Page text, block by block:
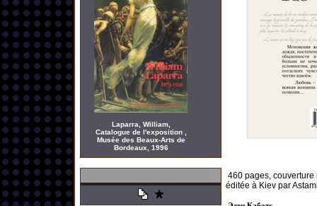
Laparra, William,
Catalogue de l'exposition ,
Musée des Beaux-Arts de
Bordeaux, 1996
460 pages,
éditée à Kiev par